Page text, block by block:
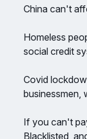
China can't
Homeless
social credit
Covid
businessmen,
If you can't
Blacklisted,